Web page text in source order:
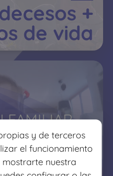
y de terceros
el funcionamiento
nuestra
+
de vida
FAMILIAR
que más